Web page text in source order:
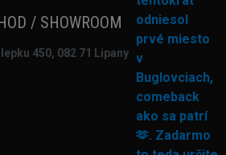
/ SHOWROOM
450, 082 71 Lipany